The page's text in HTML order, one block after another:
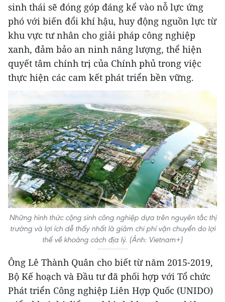
sinh thái sẽ đóng góp đáng kể vào nỗ lực ứng
phó với biến đổi khí hậu, huy động nguồn lực từ
khu vực tư nhân cho giải pháp công nghiệp
xanh, đảm bảo an ninh năng lượng, thể hiện
quyết tâm chính trị của Chính phủ trong việc
thực hiện các cam kết phát triển bền vững.
Những hình thức cộng sinh công nghiệp dựa trên nguyên tắc thị
trường và lợi ích dễ thấy nhất là giảm chi phí vận chuyển do lợi
thế về khoảng cách địa lý. (Ảnh: Vietnam+)
Ông Lê Thành Quân cho biết từ năm 2015-2019,
Bộ Kế hoạch và Đầu tư đã phối hợp với Tổ chức
Phát triển Công nghiệp Liên Hợp Quốc (UNIDO)